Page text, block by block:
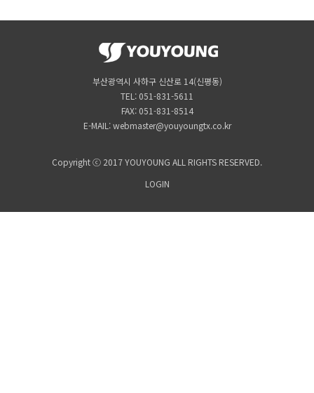
부산광역시 사하구 신산로 14(신평동)
TEL: 051-831-5611
FAX: 051-831-8514
E-MAIL: webmaster@youyoungtx.co.kr
Copyright ⓒ 2017 YOUYOUNG ALL RIGHTS RESERVED.
LOGIN